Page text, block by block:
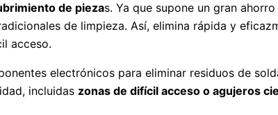
de piezas. Ya que supone un gran
de limpieza. Así, elimina rápida y
acceso.
electrónicos para eliminar residuos de
incluidas zonas de difícil acceso o agujeros